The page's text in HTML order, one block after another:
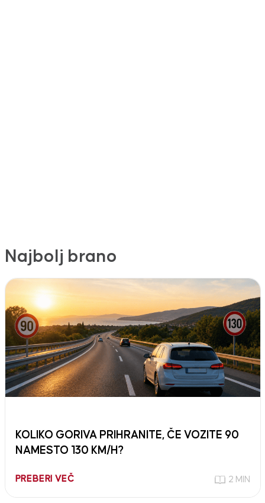
Najbolj brano
KOLIKO GORIVA PRIHRANITE, ČE VOZITE 90
NAMESTO 130 KM/H?
PREBERI VEČ 2 MIN